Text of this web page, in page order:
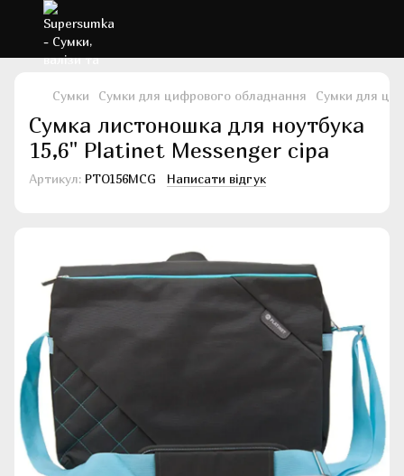
Сумки Сумки для цифрового обладнання Сумки для
Сумка листоношка для ноутбука
15,6" Platinet Messenger сіра
Артикул: PTO156MCG Написати відгук